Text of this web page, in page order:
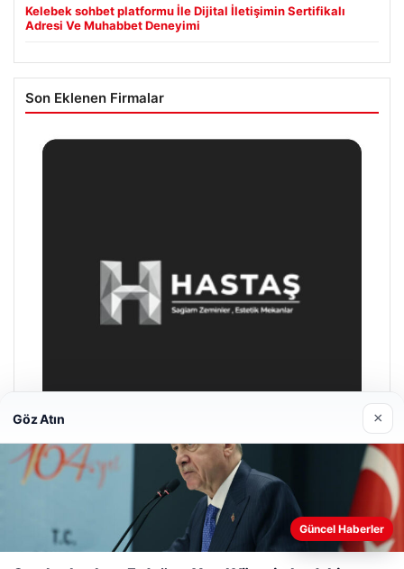
Kelebek sohbet platformu İle Dijital İletişimin Sertifikalı
Adresi Ve Muhabbet Deneyimi
Son Eklenen Firmalar
Enes Kaplan Avukatlık Bürosu
Web sitemizi nasıl kullandığınızı daha iyi anlayabilmek,
Göz Atın ×
Güncel Haberler